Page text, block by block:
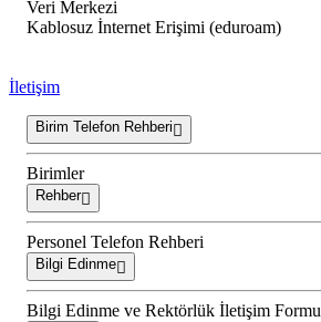
Veri Merkezi
Kablosuz İnternet Erişimi (eduroam)
İletişim
Birim Telefon Rehberi
Birimler
Rehber
Personel Telefon Rehberi
Bilgi Edinme
Bilgi Edinme ve Rektörlük İletişim Formu